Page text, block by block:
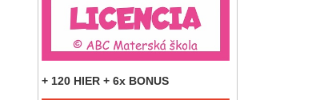
+ 120 HIER + 6x BONUS